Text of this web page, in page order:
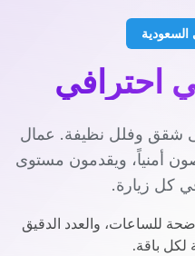
احترافي
شقق وفلل نظيفة. عمال
أمنياً، ويقدمون مستوى
كل زيارة.
للساعات، والعدد الدقيق
لكل باقة.